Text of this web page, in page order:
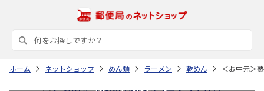
ホーム ネットショップ めん類 ラーメン 乾めん ＜お中元＞